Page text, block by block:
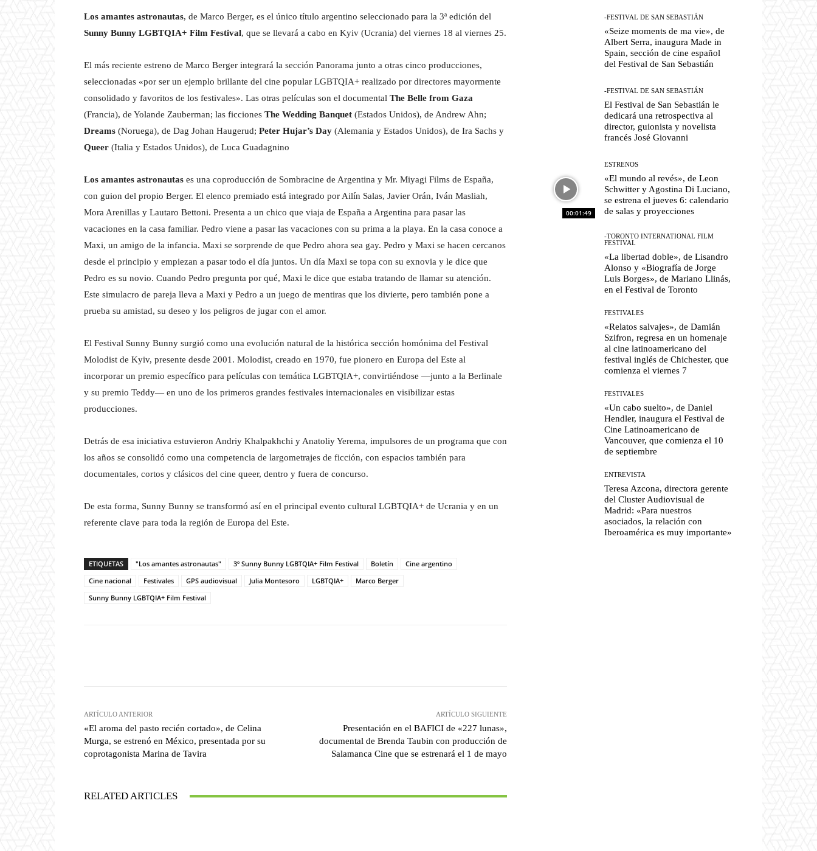
Los amantes astronautas, de Marco Berger, es el único título argentino seleccionado para la 3ª edición del
Sunny Bunny LGBTQIA+ Film Festival, que se llevará a cabo en Kyiv (Ucrania) del viernes 18 al viernes 25.
El más reciente estreno de Marco Berger integrará la sección Panorama junto a otras cinco producciones,
seleccionadas «por ser un ejemplo brillante del cine popular LGBTQIA+ realizado por directores mayormente
consolidado y favoritos de los festivales». Las otras películas son el documental The Belle from Gaza
(Francia), de Yolande Zauberman; las ficciones The Wedding Banquet (Estados Unidos), de Andrew Ahn;
Dreams (Noruega), de Dag Johan Haugerud; Peter Hujar’s Day (Alemania y Estados Unidos), de Ira Sachs y
Queer (Italia y Estados Unidos), de Luca Guadagnino
Los amantes astronautas es una coproducción de Sombracine de Argentina y Mr. Miyagi Films de España,
con guion del propio Berger. El elenco premiado está integrado por Ailín Salas, Javier Orán, Iván Masliah,
Mora Arenillas y Lautaro Bettoni. Presenta a un chico que viaja de España a Argentina para pasar las
vacaciones en la casa familiar. Pedro viene a pasar las vacaciones con su prima a la playa. En la casa conoce a
Maxi, un amigo de la infancia. Maxi se sorprende de que Pedro ahora sea gay. Pedro y Maxi se hacen cercanos
desde el principio y empiezan a pasar todo el día juntos. Un día Maxi se topa con su exnovia y le dice que
Pedro es su novio. Cuando Pedro pregunta por qué, Maxi le dice que estaba tratando de llamar su atención.
Este simulacro de pareja lleva a Maxi y Pedro a un juego de mentiras que los divierte, pero también pone a
prueba su amistad, su deseo y los peligros de jugar con el amor.
El Festival Sunny Bunny surgió como una evolución natural de la histórica sección homónima del Festival
Molodist de Kyiv, presente desde 2001. Molodist, creado en 1970, fue pionero en Europa del Este al
incorporar un premio específico para películas con temática LGBTQIA+, convirtiéndose —junto a la Berlinale
y su premio Teddy— en uno de los primeros grandes festivales internacionales en visibilizar estas
producciones.
Detrás de esa iniciativa estuvieron Andriy Khalpakhchi y Anatoliy Yerema, impulsores de un programa que con
los años se consolidó como una competencia de largometrajes de ficción, con espacios también para
documentales, cortos y clásicos del cine queer, dentro y fuera de concurso.
De esta forma, Sunny Bunny se transformó así en el principal evento cultural LGBTQIA+ de Ucrania y en un
referente clave para toda la región de Europa del Este.
ETIQUETAS "Los amantes astronautas" 3º Sunny Bunny LGBTQIA+ Film Festival Boletín
Cine argentino
Cine nacional
Festivales GPS audiovisual Julia Montesoro LGBTQIA+
Marco Berger
Sunny Bunny LGBTQIA+ Film Festival
ARTÍCULO ANTERIOR
«El aroma del pasto recién cortado», de Celina
Murga, se estrenó en México, presentada por su
coprotagonista Marina de Tavira
ARTÍCULO SIGUIENTE
Presentación en el BAFICI de «227 lunas»,
documental de Brenda Taubin con producción de
Salamanca Cine que se estrenará el 1 de mayo
RELATED ARTICLES
-FESTIVAL DE SAN SEBASTIÁN
«Seize moments de ma vie», de
Albert Serra, inaugura Made in
Spain, sección de cine español
del Festival de San Sebastián
-FESTIVAL DE SAN SEBASTIÁN
El Festival de San Sebastián le
dedicará una retrospectiva al
director, guionista y novelista
francés José Giovanni
00:01:49
ESTRENOS
«El mundo al revés», de Leon
Schwitter y Agostina Di Luciano,
se estrena el jueves 6: calendario
de salas y proyecciones
-TORONTO INTERNATIONAL FILM
FESTIVAL
«La libertad doble», de Lisandro
Alonso y «Biografía de Jorge
Luis Borges», de Mariano Llinás,
en el Festival de Toronto
FESTIVALES
«Relatos salvajes», de Damián
Szifron, regresa en un homenaje
al cine latinoamericano del
festival inglés de Chichester, que
comienza el viernes 7
FESTIVALES
«Un cabo suelto», de Daniel
Hendler, inaugura el Festival de
Cine Latinoamericano de
Vancouver, que comienza el 10
de septiembre
ENTREVISTA
Teresa Azcona, directora gerente
del Cluster Audiovisual de
Madrid: «Para nuestros
asociados, la relación con
Iberoamérica es muy importante»